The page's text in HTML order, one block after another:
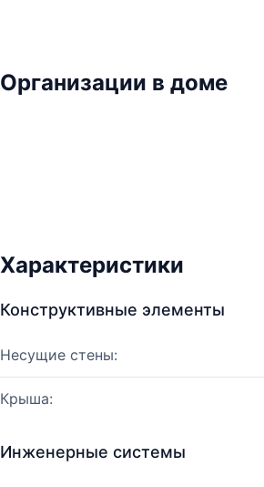
Организации в доме
Характеристики
Конструктивные элементы
Несущие стены:
Крыша:
Инженерные системы